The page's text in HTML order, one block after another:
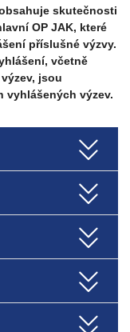
skutečnosti
OP JAK, které
příslušné výzvy.
včetně
jsou
vyhlášených výzev.